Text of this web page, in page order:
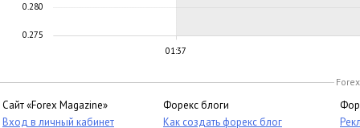
01:37
0.275
0.280
Сайт «Forex Magazine»
Вход в личный кабинет
Форекс блоги
Как создать форекс блог